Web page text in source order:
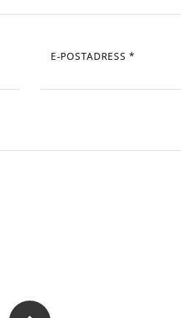
E-POSTADRESS*